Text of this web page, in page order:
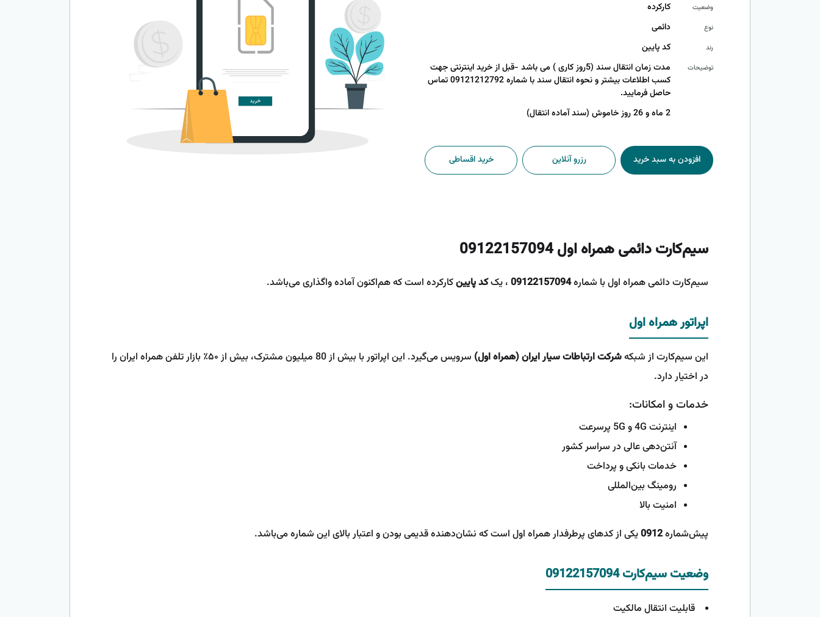
وضعیت کارکرده
نوع دائمی
رند کد پایین
توضیحات
مدت زمان انتقال سند (5روز کاری ) می باشد -قبل از خرید اینترنتی جهت
کسب اطلاعات بیشتر و نحوه انتقال سند با شماره 09121212792 تماس
حاصل فرمایید.
2 ماه و 26 روز خاموش (سند آماده انتقال)
افزودن به سبد خرید رزرو آنلاین خرید اقساطی
سیم‌کارت دائمی همراه اول 09122157094
سیم‌کارت دائمی همراه اول با شماره09122157094 ، یککد پایینکارکرده است که هم‌اکنون آماده واگذاری می‌باشد.
اپراتور همراه اول
این سیم‌کارت از شبکهشرکت ارتباطات سیار ایران (همراه اول)
سرویس می‌گیرد. این اپراتور با بیش از 80 میلیون مشترک، بیش از ۵۰٪ بازار تلفن همراه ایران را
در اختیار دارد.
خدمات و امکانات:
اینترنت 4G و 5G پرسرعت
آنتن‌دهی عالی در سراسر کشور
خدمات بانکی و پرداخت
رومینگ بین‌المللی
امنیت بالا
پیش‌شماره0912یکی از کدهای پرطرفدار همراه اول است که نشان‌دهنده قدیمی بودن و اعتبار بالای این شماره می‌باشد.
وضعیت سیم‌کارت 09122157094
قابلیت انتقال مالکیت